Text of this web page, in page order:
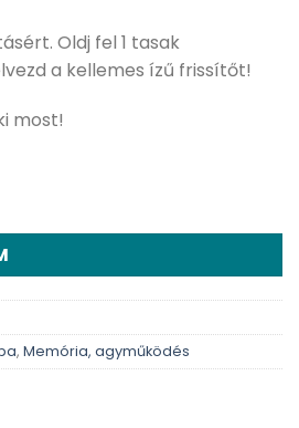
Oldj fel 1 tasak
a kellemes ízű frissítőt!
most!
, Memória, agyműködés